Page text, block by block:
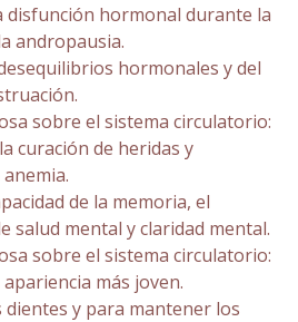
disfunción hormonal durante la
andropausia.
hormonales y del
sobre el sistema circulatorio:
curación de heridas y
de la memoria, el
salud mental y claridad mental.
sobre el sistema circulatorio:
más joven.
dientes y para mantener los